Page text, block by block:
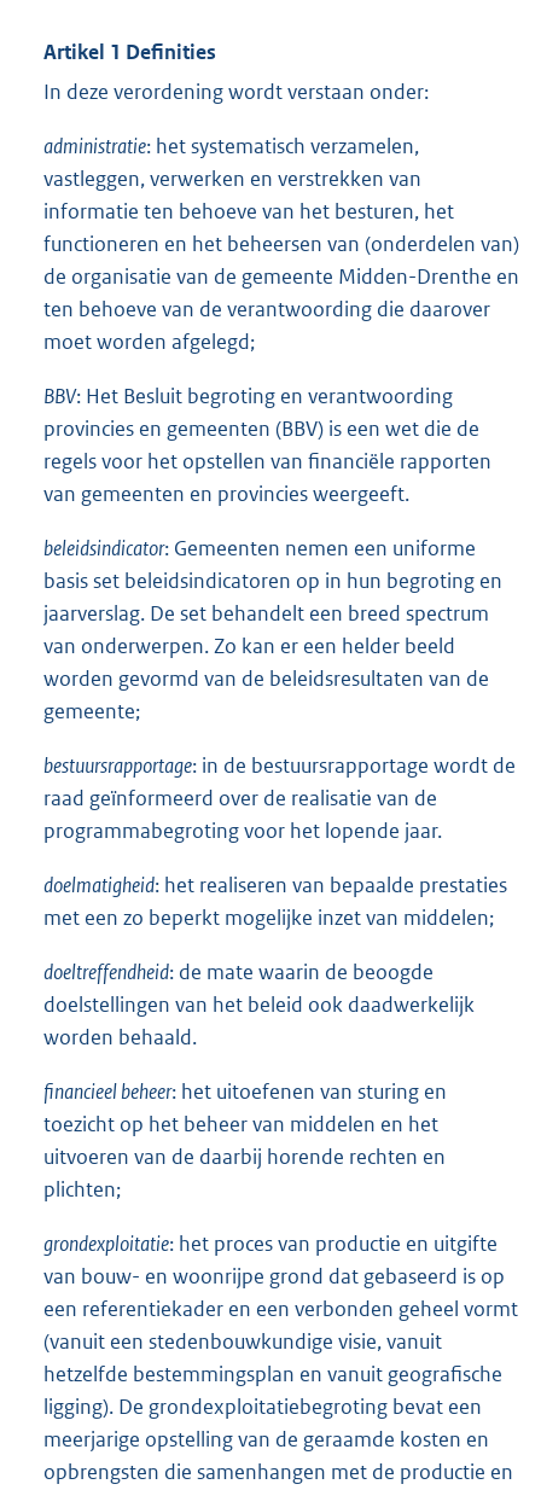
Artikel 1 Definities
In deze verordening wordt verstaan onder:
administratie: het systematisch verzamelen,
vastleggen, verwerken en verstrekken van
informatie ten behoeve van het besturen, het
functioneren en het beheersen van (onderdelen van)
de organisatie van de gemeente Midden-Drenthe en
ten behoeve van de verantwoording die daarover
moet worden afgelegd;
BBV: Het Besluit begroting en verantwoording
provincies en gemeenten (BBV) is een wet die de
regels voor het opstellen van financiële rapporten
van gemeenten en provincies weergeeft.
beleidsindicator: Gemeenten nemen een uniforme
basis set beleidsindicatoren op in hun begroting en
jaarverslag. De set behandelt een breed spectrum
van onderwerpen. Zo kan er een helder beeld
worden gevormd van de beleidsresultaten van de
gemeente;
bestuursrapportage: in de bestuursrapportage wordt de
raad geïnformeerd over de realisatie van de
programmabegroting voor het lopende jaar.
doelmatigheid: het realiseren van bepaalde prestaties
met een zo beperkt mogelijke inzet van middelen;
doeltreffendheid: de mate waarin de beoogde
doelstellingen van het beleid ook daadwerkelijk
worden behaald.
financieel beheer: het uitoefenen van sturing en
toezicht op het beheer van middelen en het
uitvoeren van de daarbij horende rechten en
plichten;
grondexploitatie: het proces van productie en uitgifte
van bouw- en woonrijpe grond dat gebaseerd is op
een referentiekader en een verbonden geheel vormt
(vanuit een stedenbouwkundige visie, vanuit
hetzelfde bestemmingsplan en vanuit geografische
ligging). De grondexploitatiebegroting bevat een
meerjarige opstelling van de geraamde kosten en
opbrengsten die samenhangen met de productie en